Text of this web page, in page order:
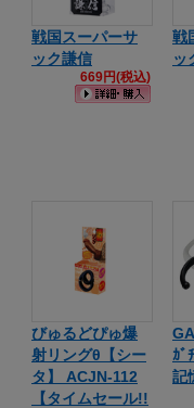
戦国スーパーサ
ック謙信
669円(税込)
戦
ッ
びゅるどぴゅ爆
射リングθ【シー
タ】 ACJN-112
【タイムセール!!
ｶﾞ
記